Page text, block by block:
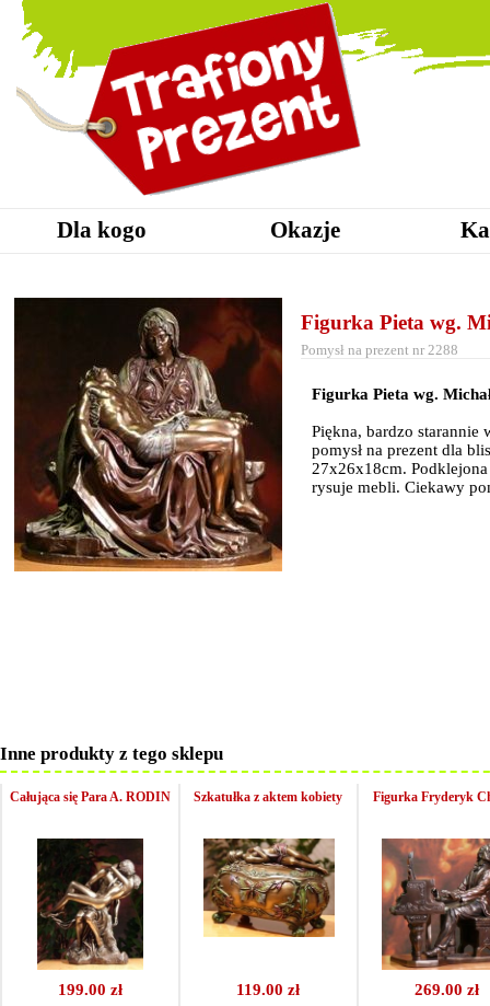
Dla kogo Okazje
Figurka Pieta wg.
Pomysł na prezent nr 2288
Figurka Pieta wg.
Piękna, bardzo
pomysł na prezent dla
27x26x18cm.
rysuje mebli. Ciekawy
Inne produkty z tego sklepu
199.00 zł
Całująca się Para A. RODIN
119.00 zł
Szkatułka z aktem kobiety
269.00 zł
Figurka Fryderyk